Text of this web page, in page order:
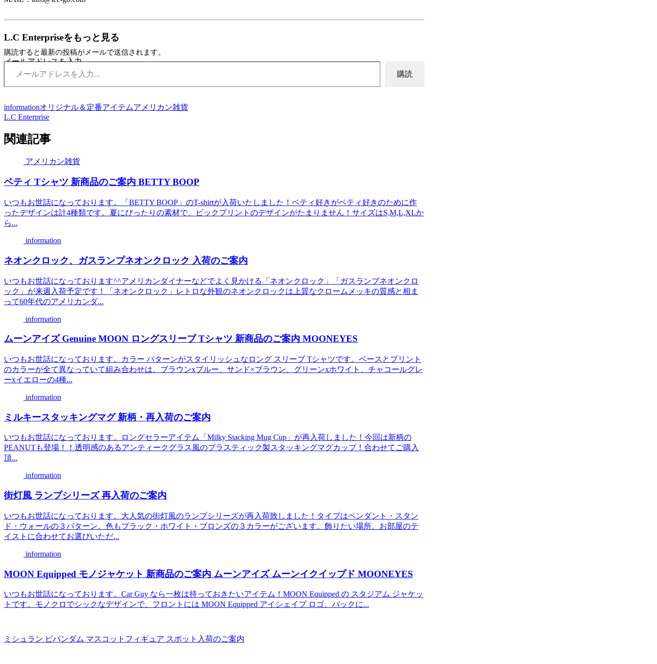
L.C Enterpriseをもっと見る
購読すると最新の投稿がメールで送信されます。
メールアドレスを入力...
購読
informationオリジナル＆定番アイテムアメリカン雑貨
L.C Enterprise
関連記事
アメリカン雑貨
ベティ Tシャツ 新商品のご案内 BETTY BOOP
いつもお世話になっております。「BETTY BOOP」のT-shirtが入荷いたしました！ベティ好きがベティ好きのために作
ったデザインは計4種類です。夏にぴったりの素材で、ビックプリントのデザインがたまりません！サイズはS,M,L,XLか
ら...
information
ネオンクロック、ガスランプネオンクロック 入荷のご案内
いつもお世話になっております^^アメリカンダイナーなどでよく見かける「ネオンクロック」「ガスランプネオンクロ
ック」が来週入荷予定です！「ネオンクロック」レトロな外観のネオンクロックは上質なクロームメッキの質感と相ま
って60年代のアメリカンダ...
information
ムーンアイズ Genuine MOON ロングスリーブ Tシャツ 新商品のご案内 MOONEYES
いつもお世話になっております。カラー パターンがスタイリッシュなロング スリーブ Tシャツです。ベースとプリント
のカラーが全て異なっていて組み合わせは、ブラウンxブルー、サンド×ブラウン、グリーンxホワイト、チャコールグレ
ーxイエローの4種...
information
ミルキースタッキングマグ 新柄・再入荷のご案内
いつもお世話になっております。ロングセラーアイテム「Milky Stacking Mug Cup」が再入荷しました！今回は新柄の
PEANUTも登場！！透明感のあるアンティークグラス風のプラスティック製スタッキングマグカップ！合わせてご購入
頂...
information
街灯風 ランプシリーズ 再入荷のご案内
いつもお世話になっております。大人気の街灯風のランプシリーズが再入荷致しました！タイプはペンダント・スタン
ド・ウォールの３パターン。色もブラック・ホワイト・ブロンズの３カラーがございます。飾りたい場所、お部屋のテ
イストに合わせてお選びいただ...
information
MOON Equipped モノジャケット 新商品のご案内 ムーンアイズ ムーンイクイップド MOONEYES
いつもお世話になっております。Car Guy なら一枚は持っておきたいアイテム！MOON Equipped の スタジアム ジャケッ
トです。モノクロでシックなデザインで、フロントには MOON Equipped アイシェイプ ロゴ、バックに...
ミシュラン ビバンダム マスコットフィギュア スポット入荷のご案内